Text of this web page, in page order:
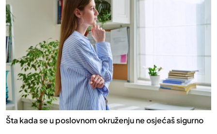
Šta kada se u poslovnom okruženju ne osjećaš sigurno